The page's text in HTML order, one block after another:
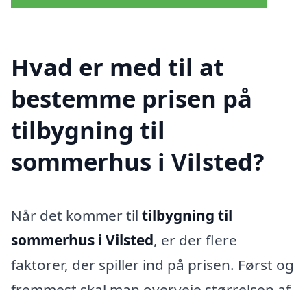
Hvad er med til at
bestemme prisen på
tilbygning til
sommerhus i Vilsted?
Når det kommer til tilbygning til
sommerhus i Vilsted, er der flere
faktorer, der spiller ind på prisen. Først og